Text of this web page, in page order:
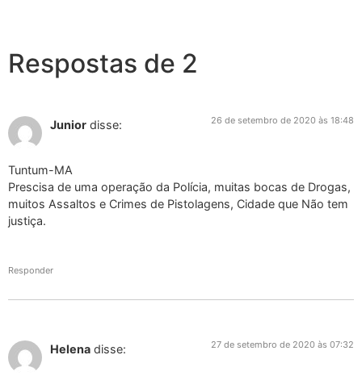
Respostas de 2
Junior disse: 26 de setembro de 2020 às 18:48
Tuntum-MA
Prescisa de uma operação da Polícia, muitas bocas de Drogas,
muitos Assaltos e Crimes de Pistolagens, Cidade que Não tem
justiça.
Responder
Helena disse: 27 de setembro de 2020 às 07:32